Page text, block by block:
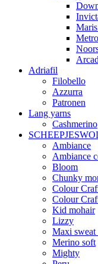
Adriafil
Filobello
Azzurra
Patronen
Lang yarns
Cashmerino
Ambiance
Ambiance
Bloom
Chunky
Colour
Colour
Kid mohair
Lizzy
Maxi sweat
Merino soft
Mighty